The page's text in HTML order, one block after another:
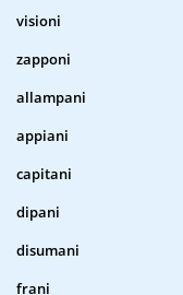
visioni
zapponi
allampani
appiani
capitani
dipani
disumani
frani